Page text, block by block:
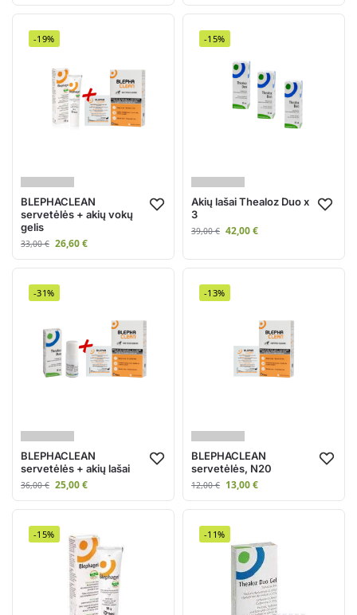
-19%
BLEPHACLEAN
servetėlės + akių vokų
gelis
33,00€ 26,60€
-15%
Akių lašai Thealoz Duo x
3
39,00€ 42,00€
-31%
BLEPHACLEAN
servetėlės + akių lašai
36,00€ 25,00€
-13%
BLEPHACLEAN
servetėlės, N20
12,00€ 13,00€
-15% -11%